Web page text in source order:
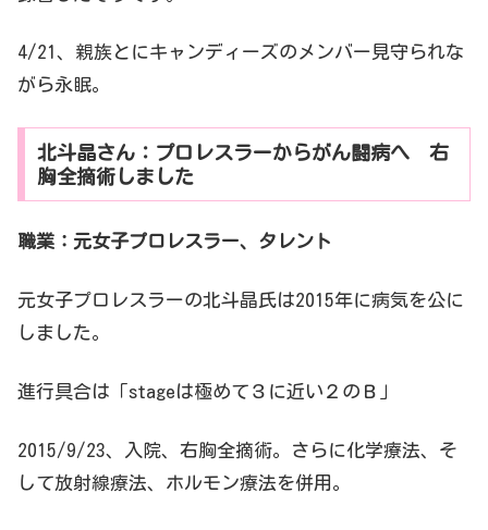
4/21、親族とにキャンディーズのメンバー見守られな
がら永眠。
北斗晶さん：プロレスラーからがん闘病へ 右
胸全摘術しました
職業：元女子プロレスラー、タレント
元女子プロレスラーの北斗晶氏は2015年に病気を公に
しました。
進行具合は「stageは極めて３に近い２のＢ」
2015/9/23、入院、右胸全摘術。さらに化学療法、そ
して放射線療法、ホルモン療法を併用。